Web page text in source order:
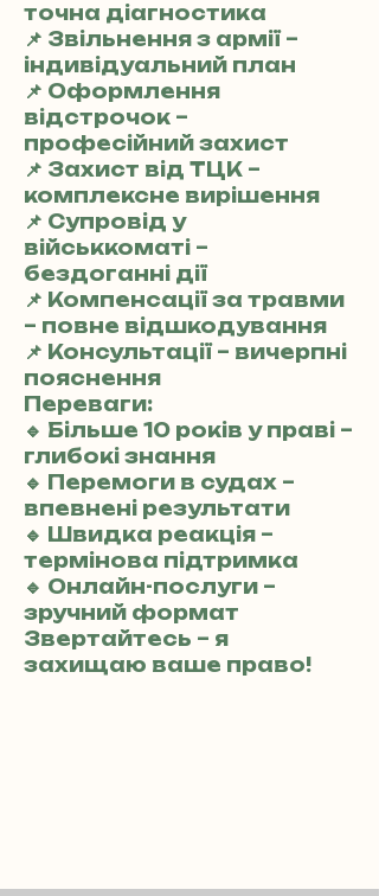
точна діагностика
📌 Звільнення з армії –
індивідуальний план
📌 Оформлення
відстрочок –
професійний захист
📌 Захист від ТЦК –
комплексне вирішення
📌 Супровід у
військкоматі –
бездоганні дії
📌 Компенсації за травми
– повне відшкодування
📌 Консультації – вичерпні
пояснення
Переваги:
🔹 Більше 10 років у праві –
глибокі знання
🔹 Перемоги в судах –
впевнені результати
🔹 Швидка реакція –
термінова підтримка
🔹 Онлайн-послуги –
зручний формат
Звертайтесь – я
захищаю ваше право!